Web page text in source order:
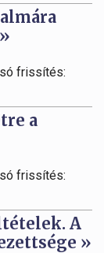
frissítés:
a
frissítés:
A
»